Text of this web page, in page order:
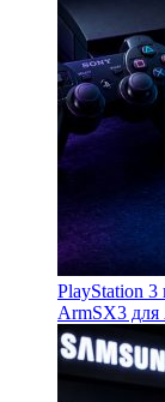
PlayStation 3
ArmSX3 для